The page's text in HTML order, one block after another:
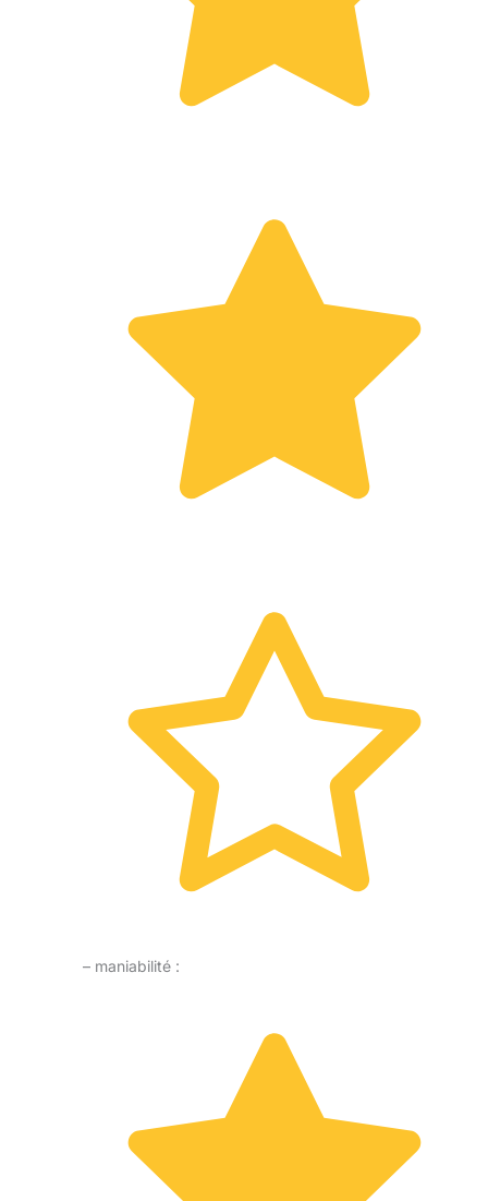
– maniabilité :